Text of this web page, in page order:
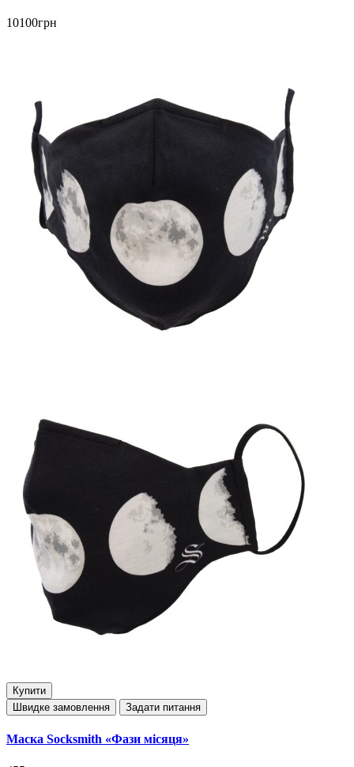
10100грн
Купити
Швидке замовлення
Задати питання
Маска Socksmith «Фази місяця»